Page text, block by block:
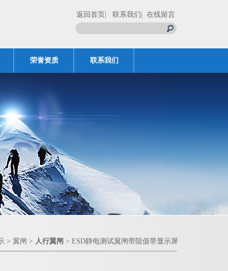
返回首页 | 联系我们 | 在线留言
荣誉资质 联系我们
> 翼闸 > 人行翼闸 > ESD静电测试翼闸带阻值带显示屏